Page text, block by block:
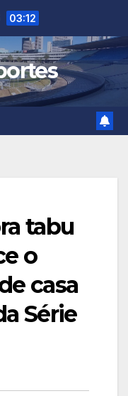
03:12
tabu
o
casa
Série